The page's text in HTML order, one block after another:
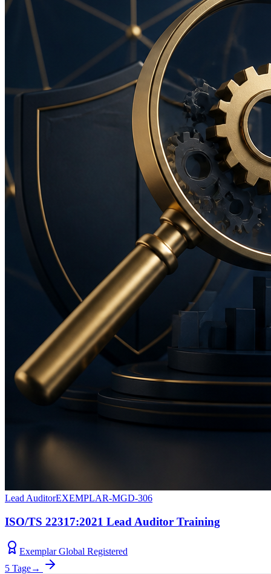
Lead AuditorEXEMPLAR-MGD-306
ISO/TS 22317:2021 Lead Auditor Training
Exemplar Global Registered
5 Tage→